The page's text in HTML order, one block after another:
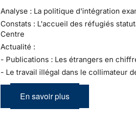
Analyse : La politique d'intégration
Constats : L'accueil des réfugiés
Centre
Actualité :
- Publications : Les étrangers en
- Le travail illégal dans le collimateur
En savoir plus